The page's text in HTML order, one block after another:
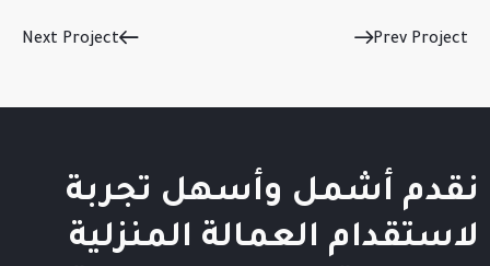
Prev Project
Next Project
نقدم أشمل وأسهل تجربة
لاستقدام العمالة المنزلية